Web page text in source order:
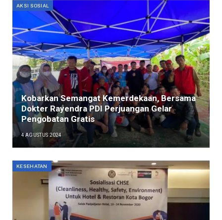
AKSI SOSIAL
Kobarkan Semangat Kemerdekaan, Bersama
Dokter Rayendra PDI Perjuangan Gelar
Pengobatan Gratis
4 AGUSTUS 2024
KESEHATAN